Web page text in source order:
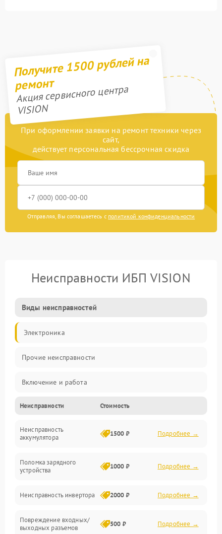
Получите 1500 рублей на
ремонт
Акция сервисного центра
VISION
При оформлении заявки на ремонт техники через
сайт,
действует персональная бессрочная скидка
Отправляя, Вы соглашаетесь с политикой конфиденциальности
Неисправности ИБП VISION
Виды неисправностей
Электроника
Прочие неисправности
Включение и работа
Работа с нагрузкой
Звук и индикация
Механические повреждения
Неисправности Стоимость
Неисправность
аккумулятора
1500 ₽ Подробнее →
Поломка зарядного
устройства
1000 ₽ Подробнее →
Неисправность инвертора 2000 ₽ Подробнее →
Повреждение входных/
выходных разъемов
500 ₽ Подробнее →